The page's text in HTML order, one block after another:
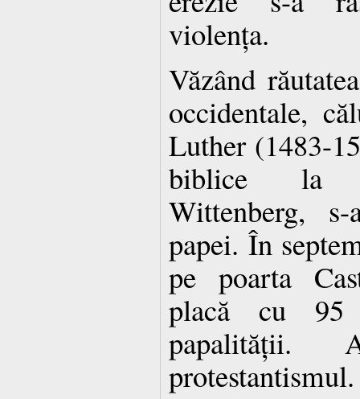
violența.
Văzând
occidentale,
Luther (1483-
biblice la
Wittenberg,
papei. În
pe poarta
placă cu 95
papalității.
protestantismul.